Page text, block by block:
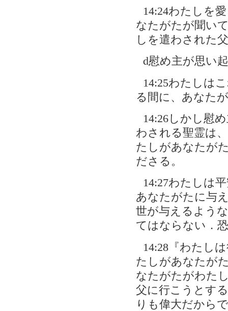
14:24わたしを
なたがたが聞い
しを遣わされた
d慰め主が思い
14:25わたしは
る間に、あなた
14:26しかし慰
わされる聖霊は
たしがあなたが
ださる。
14:27わたしは
あなたがたに与
世が与えるよう
てはならない．
14:28『わたし
たしがあなたが
なたがたがわた
父に行こうとす
りも偉大だから